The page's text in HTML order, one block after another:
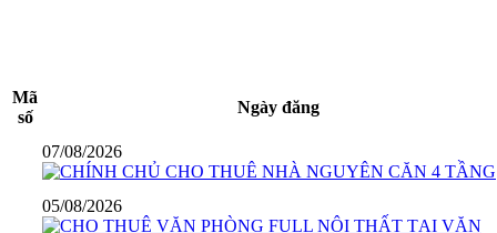
Mã
số
Ngày đăng
07/08/2026
05/08/2026